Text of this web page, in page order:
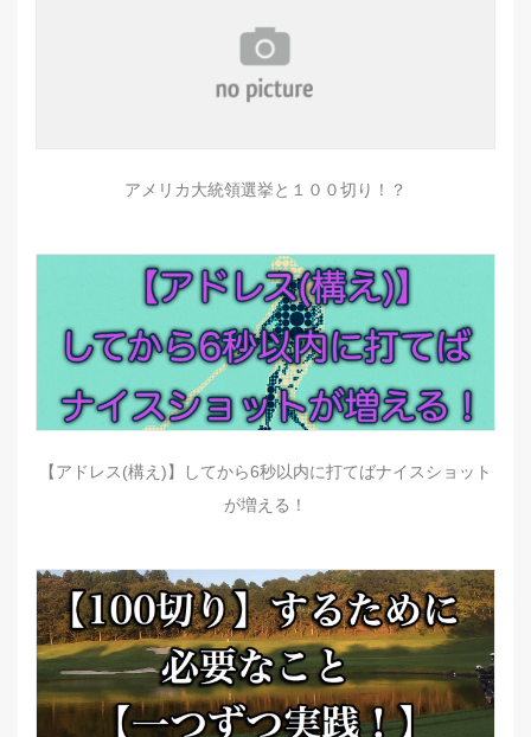
アメリカ大統領選挙と１００切り！？
【アドレス(構え)】してから6秒以内に打てばナイスショット
が増える！